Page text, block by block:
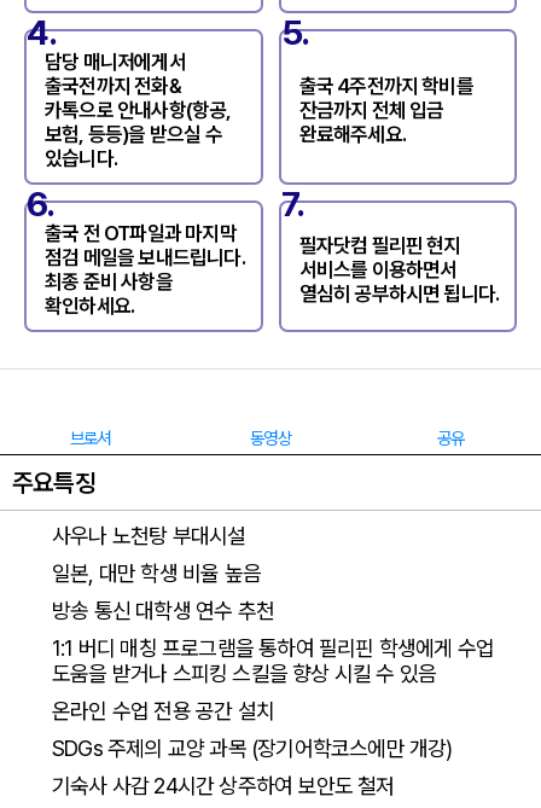
4.
담당 매니저에게서
출국전까지 전화&
카톡으로 안내사항(항공,
보험, 등등)을 받으실 수
있습니다.
5.
출국 4주전까지 학비를
잔금까지 전체 입금
완료해주세요.
6.
출국 전 OT파일과 마지막
점검 메일을 보내드립니다.
최종 준비 사항을
확인하세요.
7.
필자닷컴 필리핀 현지
서비스를 이용하면서
열심히 공부하시면 됩니다.
브로셔 동영상 공유
주요특징
사우나 노천탕 부대시설
일본, 대만 학생 비율 높음
방송 통신 대학생 연수 추천
1:1 버디 매칭 프로그램을 통하여 필리핀 학생에게 수업
도움을 받거나 스피킹 스킬을 향상 시킬 수 있음
온라인 수업 전용 공간 설치
SDGs 주제의 교양 과목 (장기어학코스에만 개강)
기숙사 사감 24시간 상주하여 보안도 철저